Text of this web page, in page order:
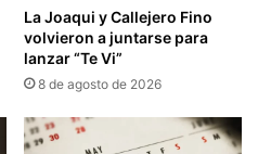
La Joaqui y Callejero Fino
volvieron a juntarse para
lanzar “Te Vi”
8 de agosto de 2026